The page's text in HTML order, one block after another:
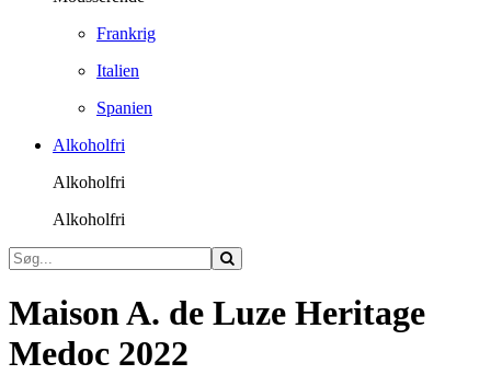
Frankrig
Italien
Spanien
Alkoholfri
Alkoholfri
Alkoholfri
Maison A. de Luze Heritage
Medoc 2022